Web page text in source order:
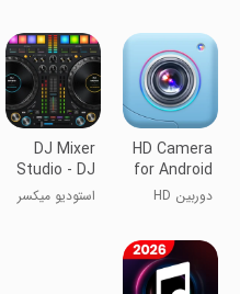
HD Camera
for Android
دوربین HD
DJ Mixer
Studio - DJ
Music Mix
استودیو میکسر